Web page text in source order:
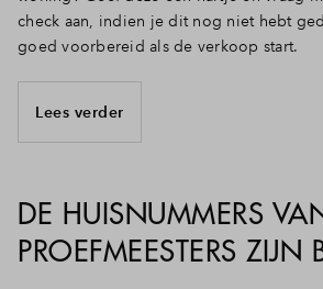
check aan, indien je dit nog niet hebt
goed voorbereid als de verkoop start.
Lees verder
DE HUISNUMMERS
PROEFMEESTERS ZIJN